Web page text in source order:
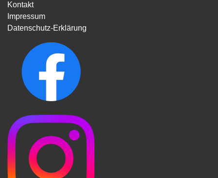
Kontakt
Impressum
Datenschutz-Erklärung